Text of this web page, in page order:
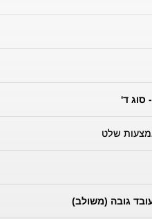
סוג ד'
שלט
גובה (משולב)